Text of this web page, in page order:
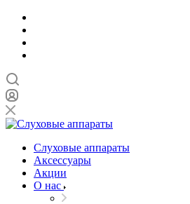
Слуховые аппараты
Аксессуары
Акции
О нас